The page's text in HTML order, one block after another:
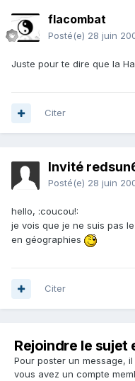
flacombat
Posté(e) 28 juin
Juste pour te dire que la
Citer
Invité
Posté(e) 28 juin
hello, :coucou!:
je vois que je ne suis pas
en géographies
Citer
Rejoindre le
Pour poster un message,
vous avez un compte